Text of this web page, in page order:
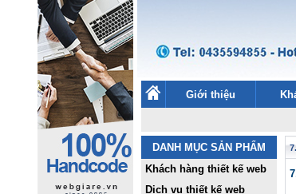
Giới thiệu
DANH MỤC SẢN PHẨM
Khách hàng thiết kế web
Dịch vụ thiết kế web